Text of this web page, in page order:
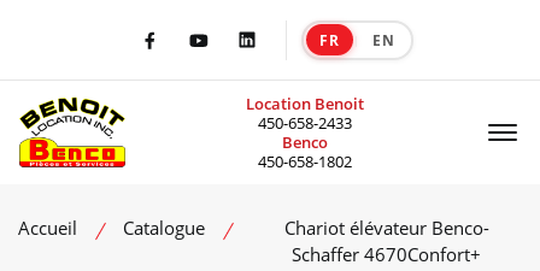
FacebookYoutubeLinkedIn FR EN
Location Benoit
450-658-2433
Benco
450-658-1802
Accueil Catalogue
Chariot élévateur Benco-
Schaffer 4670Confort+